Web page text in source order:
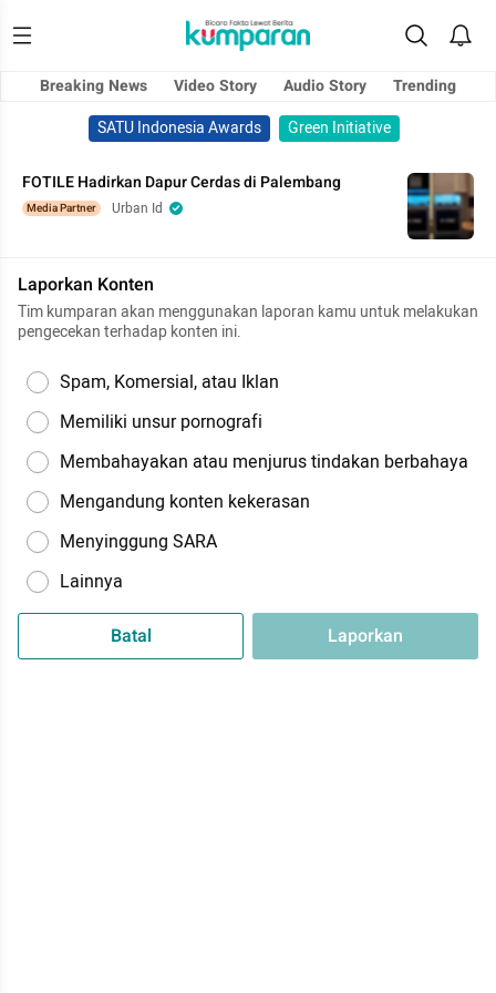
Breaking News Video Story Audio Story
Trending
SATU Indonesia Awards
Green Initiative
FOTILE Hadirkan Dapur Cerdas di Palembang
Media Partner Urban Id
Laporkan Konten
Tim kumparan akan menggunakan laporan kamu untuk melakukan
pengecekan terhadap konten ini.
Spam, Komersial, atau Iklan
Memiliki unsur pornografi
Membahayakan atau menjurus tindakan berbahaya
Mengandung konten kekerasan
Menyinggung SARA
Lainnya
Batal Laporkan